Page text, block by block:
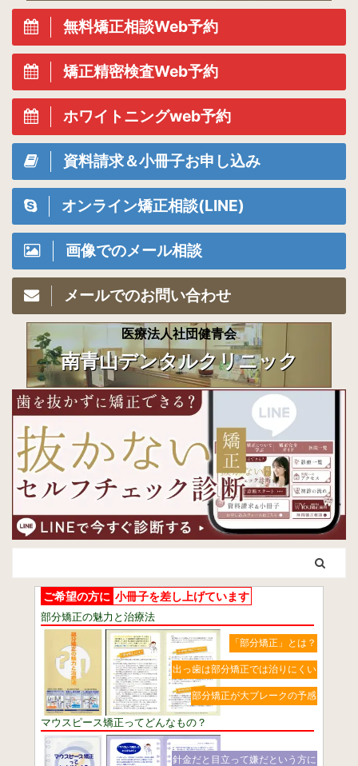
無料矯正相談Web予約
矯正精密検査Web予約
ホワイトニングweb予約
資料請求＆小冊子お申し込み
オンライン矯正相談(LINE)
画像でのメール相談
メールでのお問い合わせ
医療法人社団健青会
南青山デンタルクリニック
ご希望の方に 小冊子を差し上げています
部分矯正の魅力と治療法
「部分矯正」とは？
出っ歯は部分矯正では治りにくい
部分矯正が大ブレークの予感
マウスピース矯正ってどんなもの？
針金だと目立って嫌だという方に